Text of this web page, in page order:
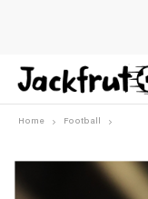
Home Football